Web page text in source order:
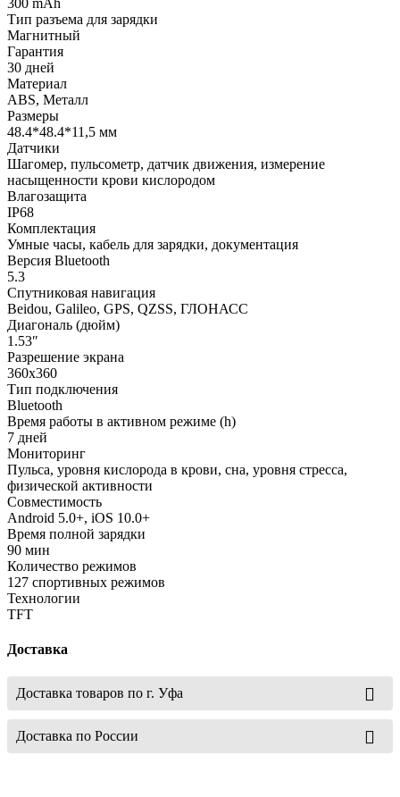
Тип разъема для зарядки
Магнитный
Гарантия
30 дней
Материал
ABS, Металл
Размеры
48.4*48.4*11,5 мм
Датчики
Шагомер, пульсометр, датчик движения, измерение
насыщенности крови кислородом
Влагозащита
IP68
Комплектация
Умные часы, кабель для зарядки, документация
Версия Bluetooth
5.3
Спутниковая навигация
Beidou, Galileo, GPS, QZSS, ГЛОНАСС
Диагональ (дюйм)
1.53″
Разрешение экрана
360x360
Тип подключения
Bluetooth
Время работы в активном режиме (h)
7 дней
Мониторинг
Пульса, уровня кислорода в крови, сна, уровня стресса,
физической активности
Совместимость
Android 5.0+, iOS 10.0+
Время полной зарядки
90 мин
Количество режимов
127 спортивных режимов
Технологии
TFT
Доставка
Доставка товаров по г. Уфа
Доставка по России